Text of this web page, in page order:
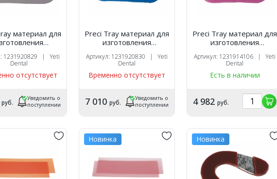
материал для
50 шт, Yeti
1231920829 | Yeti
Dental
отсутствует
руб.
Уведомить о
поступлении
Preci Tray материал для
изготовления
светоотверждаемый
голубой, 50 шт, Yeti
Артикул: 1231920830 | Yeti
Dental
Временно отсутствует
7 010 руб.
Уведомить о
поступлении
Preci Tray материал для
изготовления
светоотверждаемый
розовый, 50 шт, Yeti
Артикул: 1231914106 | Yeti
Dental
Есть в наличии
4 982 руб.
Новинка Новинка